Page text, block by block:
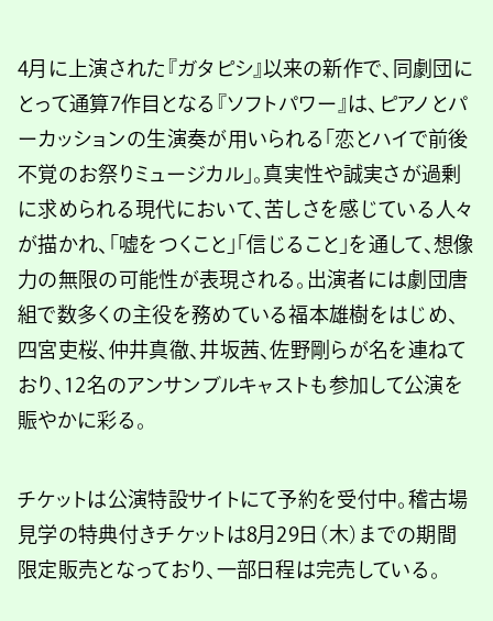
4月に上演された『ガタピシ』以来の新作で、同劇団に
とって通算7作目となる『ソフトパワー』は、ピアノとパ
ーカッションの生演奏が用いられる「恋とハイで前後
不覚のお祭りミュージカル」。真実性や誠実さが過剰
に求められる現代において、苦しさを感じている人々
が描かれ、「嘘をつくこと」「信じること」を通して、想像
力の無限の可能性が表現される。出演者には劇団唐
組で数多くの主役を務めている福本雄樹をはじめ、
四宮吏桜、仲井真徹、井坂茜、佐野剛らが名を連ねて
おり、12名のアンサンブルキャストも参加して公演を
賑やかに彩る。
チケットは公演特設サイトにて予約を受付中。稽古場
見学の特典付きチケットは8月29日（木）までの期間
限定販売となっており、一部日程は完売している。